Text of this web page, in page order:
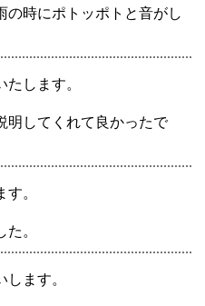
の時にポトッポトと音がし
します。
明してくれて良かったで
。
。
ます。